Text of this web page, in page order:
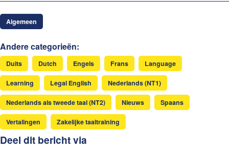
Algemeen
Andere categorieën:
Duits Dutch Engels Frans Language
Learning Legal English Nederlands (NT1)
Nederlands als tweede taal (NT2) Nieuws Spaans
Vertalingen Zakelijke taaltraining
Deel dit bericht via